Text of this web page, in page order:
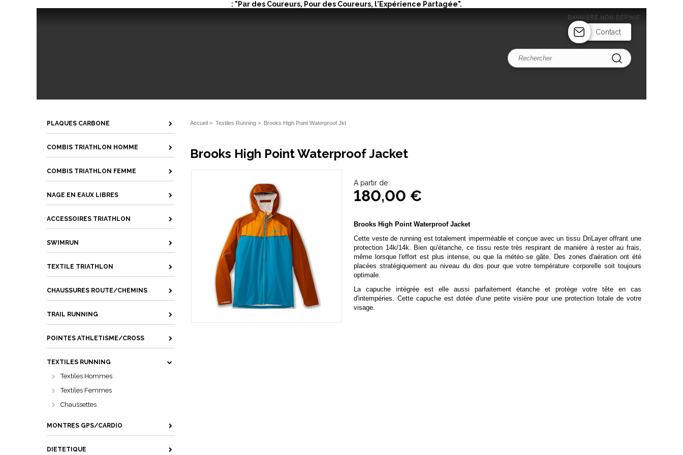
: "Par des Coureurs, Pour des Coureurs, l'Expérience Partagée".
Contact
PLAQUES CARBONE
COMBIS TRIATHLON HOMME
COMBIS TRIATHLON FEMME
NAGE EN EAUX LIBRES
ACCESSOIRES TRIATHLON
SWIMRUN
TEXTILE TRIATHLON
CHAUSSURES ROUTE/CHEMINS
TRAIL RUNNING
POINTES ATHLETISME/CROSS
TEXTILES RUNNING
Textiles Hommes
Textiles Femmes
Chaussettes
MONTRES GPS/CARDIO
DIETETIQUE
Accueil > Textiles Running > Brooks High Point Waterproof Jkt
Brooks High Point Waterproof Jacket
A partir de
180,00 €
Brooks High Point Waterproof Jacket
Cette veste de running est totalement imperméable et conçue avec un tissu DriLayer offrant une
protection 14k/14k. Bien qu'étanche, ce tissu reste très respirant de manière à rester au frais,
même lorsque l'effort est plus intense, ou que la météo se gâte. Des zones d'aération ont été
placées stratégiquement au niveau du dos pour que votre température corporelle soit toujours
optimale.
La capuche intégrée est elle aussi parfaitement étanche et protège votre tête en cas
d'intempéries. Cette capuche est dotée d'une petite visière pour une protection totale de votre
visage.